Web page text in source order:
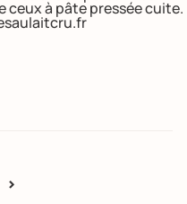
ceux à pâte pressée
>